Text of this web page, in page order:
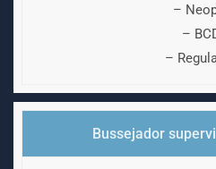
–
–
–
Bussejador